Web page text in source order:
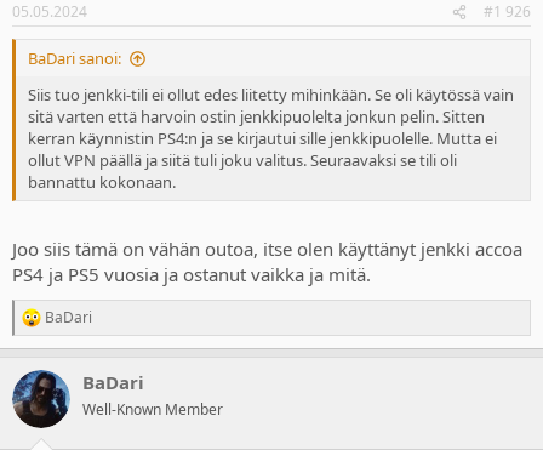
s
:
05.05.2024 #1 926
BaDari sanoi:
Siis tuo jenkki-tili ei ollut edes liitetty mihinkään. Se oli käytössä vain
sitä varten että harvoin ostin jenkkipuolelta jonkun pelin. Sitten
kerran käynnistin PS4:n ja se kirjautui sille jenkkipuolelle. Mutta ei
ollut VPN päällä ja siitä tuli joku valitus. Seuraavaksi se tili oli
bannattu kokonaan.
Joo siis tämä on vähän outoa, itse olen käyttänyt jenkki accoa
PS4 ja PS5 vuosia ja ostanut vaikka ja mitä.
R
e
c
t
i
BaDari
BaDari
Well-Known Member